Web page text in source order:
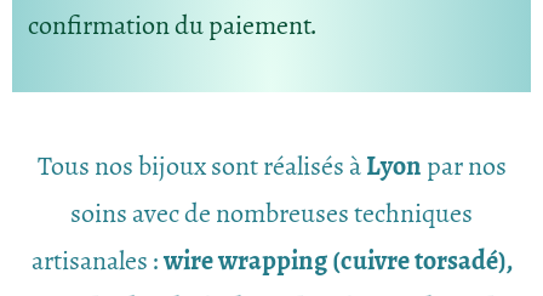
confirmation du paiement.
Tous nos bijoux sont réalisés àLyonpar nos
soins avec de nombreuses techniques
artisanales :wire wrapping (cuivre torsadé),